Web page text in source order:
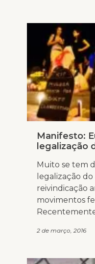
Manifesto:
legalização
Muito se tem
legalização
reivindicação
movimentos
2 de março, 2016